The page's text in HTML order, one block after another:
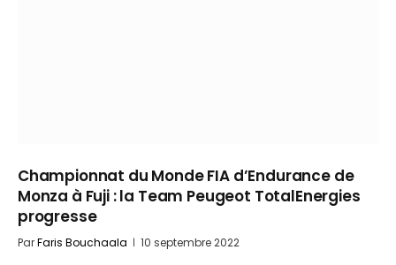
Championnat du Monde FIA d’Endurance de
Monza à Fuji : la Team Peugeot TotalEnergies
progresse
ParFaris Bouchaala 10 septembre 2022